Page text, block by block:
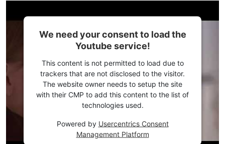
We need your consent to load the
Youtube service!
This content is not permitted to load due to
trackers that are not disclosed to the visitor.
The website owner needs to setup the site
with their CMP to add this content to the list of
technologies used.
Powered by Usercentrics Consent
Management Platform